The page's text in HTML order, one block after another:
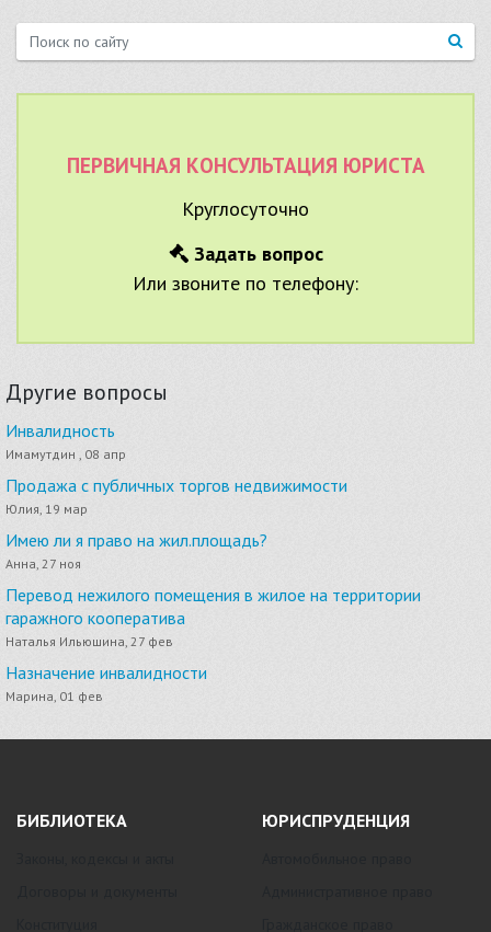
ПЕРВИЧНАЯ КОНСУЛЬТАЦИЯ ЮРИСТА
Круглосуточно
Задать вопрос
Или звоните по телефону:
Другие вопросы
Инвалидность
Имамутдин , 08 апр
Продажа с публичных торгов недвижимости
Юлия, 19 мар
Имею ли я право на жил.площадь?
Анна, 27 ноя
Перевод нежилого помещения в жилое на территории
гаражного кооператива
Наталья Ильюшина, 27 фев
Назначение инвалидности
Марина, 01 фев
БИБЛИОТЕКА ЮРИСПРУДЕНЦИЯ